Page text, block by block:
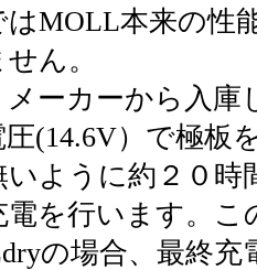
はMOLL本来の性
ん。
メーカーから入庫
(14.6V）で極板
いように約２０時
電を行います。こ
の場合、最終充